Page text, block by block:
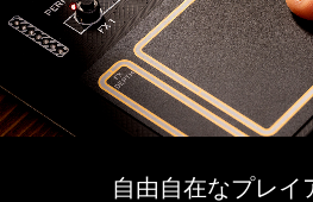
自由自在なプレイ